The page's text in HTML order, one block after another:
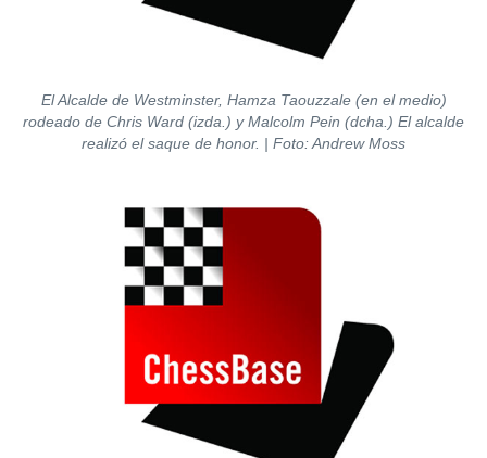
El Alcalde de Westminster, Hamza Taouzzale (en el medio)
rodeado de Chris Ward (izda.) y Malcolm Pein (dcha.) El alcalde
realizó el saque de honor. | Foto: Andrew Moss